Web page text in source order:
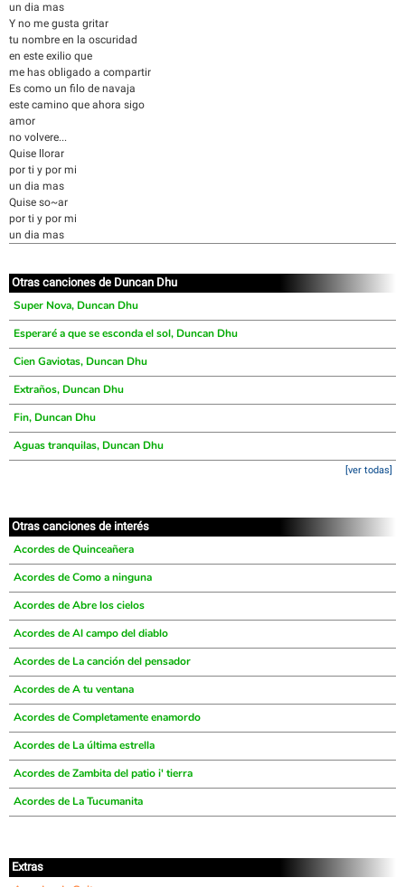
un dia mas
Y no me gusta gritar
tu nombre en la oscuridad
en este exilio que
me has obligado a compartir
Es como un filo de navaja
este camino que ahora sigo
amor
no volvere...
Quise llorar
por ti y por mi
un dia mas
Quise so~ar
por ti y por mi
un dia mas
Otras canciones de Duncan Dhu
Super Nova, Duncan Dhu
Esperaré a que se esconda el sol, Duncan Dhu
Cien Gaviotas, Duncan Dhu
Extraños, Duncan Dhu
Fin, Duncan Dhu
Aguas tranquilas, Duncan Dhu
[ver todas]
Otras canciones de interés
Acordes de Quinceañera
Acordes de Como a ninguna
Acordes de Abre los cielos
Acordes de Al campo del diablo
Acordes de La canción del pensador
Acordes de A tu ventana
Acordes de Completamente enamordo
Acordes de La última estrella
Acordes de Zambita del patio i' tierra
Acordes de La Tucumanita
Extras